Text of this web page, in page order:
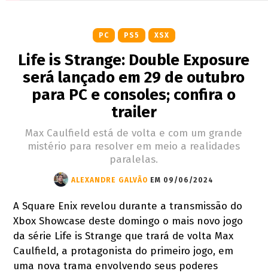
PC PS5 XSX
Life is Strange: Double Exposure
será lançado em 29 de outubro
para PC e consoles; confira o
trailer
Max Caulfield está de volta e com um grande
mistério para resolver em meio a realidades
paralelas.
ALEXANDRE GALVÃO EM 09/06/2024
A Square Enix revelou durante a transmissão do
Xbox Showcase deste domingo o mais novo jogo
da série Life is Strange que trará de volta Max
Caulfield, a protagonista do primeiro jogo, em
uma nova trama envolvendo seus poderes